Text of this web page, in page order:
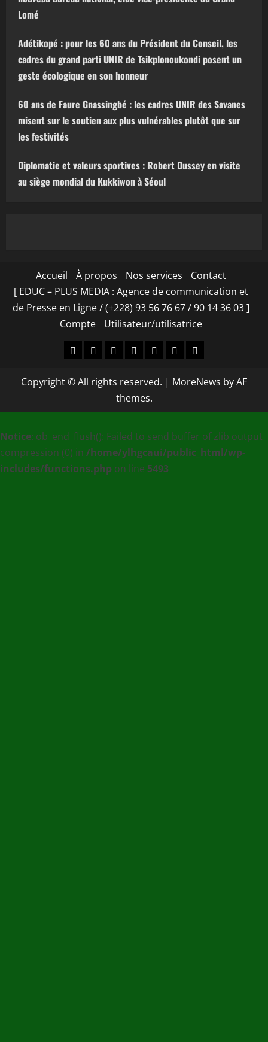
Lomé
Adétikopé : pour les 60 ans du Président du Conseil, les
cadres du grand parti UNIR de Tsikplonoukondi posent un
geste écologique en son honneur
60 ans de Faure Gnassingbé : les cadres UNIR des Savanes
misent sur le soutien aux plus vulnérables plutôt que sur
les festivités
Diplomatie et valeurs sportives : Robert Dussey en visite
au siège mondial du Kukkiwon à Séoul
Accueil À propos Nos services
Contact
[ EDUC – PLUS MEDIA : Agence de communication et
de Presse en Ligne / (+228) 93 56 76 67 / 90 14 36 03 ]
Compte
Utilisateur/utilisatrice
Accueil
À
Nos
Contact
[
–
PLUS
:
Agence
de
CompteUtilisateur/
Copyright © All rights reserved. | MoreNews by AF
themes.
Notice: ob_end_flush(): Failed to send buffer of zlib output
compression (0) in /home/ylhgcaui/public_html/wp-
includes/functions.php on line 5493